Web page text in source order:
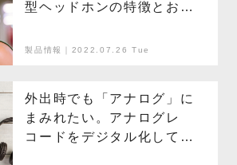
型ヘッドホンの特徴とおす
製品情報｜2022.07.26 Tue
外出時でも「アナログ」に
まみれたい。アナログレ
コードをデジタル化して持